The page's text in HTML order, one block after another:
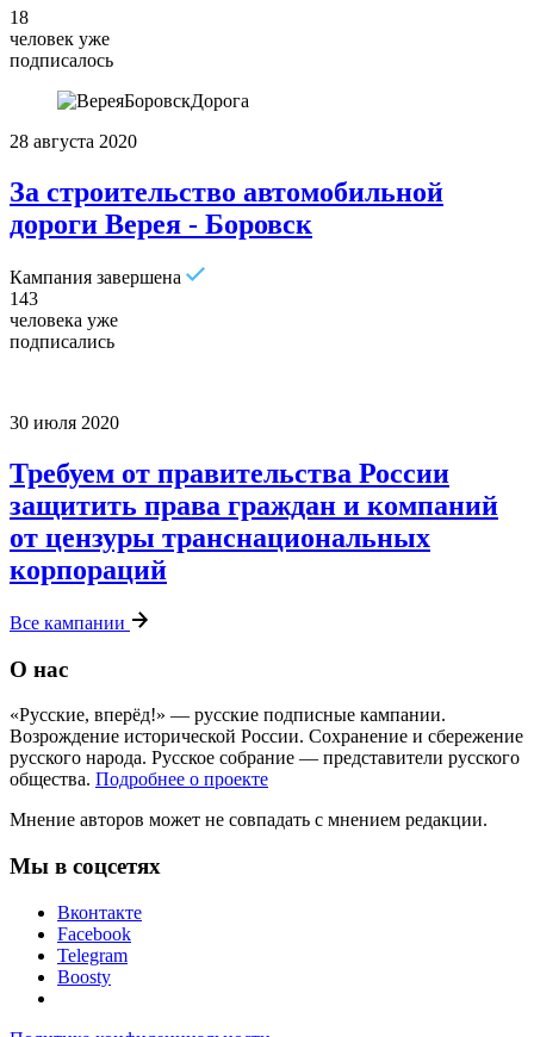
18
человек уже
подписалось
28 августа 2020
За строительство автомобильной
дороги Верея - Боровск
Кампания завершена
143
человека уже
подписались
30 июля 2020
Требуем от правительства России
защитить права граждан и компаний
от цензуры транснациональных
корпораций
Все кампании
О нас
«Русские, вперёд!» — русские подписные кампании.
Возрождение исторической России. Сохранение и сбережение
русского народа. Русское собрание — представители русского
общества. Подробнее о проекте
Мнение авторов может не совпадать с мнением редакции.
Мы в соцсетях
Вконтакте
Facebook
Telegram
Boosty